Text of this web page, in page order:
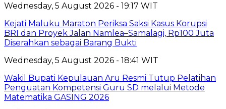
Wednesday, 5 August 2026 - 19:17 WIT
Kejati Maluku Maraton Periksa Saksi Kasus Korupsi
BRI dan Proyek Jalan Namlea–Samalagi, Rp100 Juta
Diserahkan sebagai Barang Bukti
Wednesday, 5 August 2026 - 18:41 WIT
Wakil Bupati Kepulauan Aru Resmi Tutup Pelatihan
Penguatan Kompetensi Guru SD melalui Metode
Matematika GASING 2026